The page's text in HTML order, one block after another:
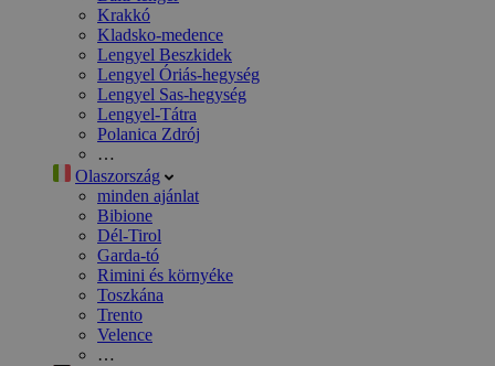
Krakkó
Kladsko-medence
Lengyel Beszkidek
Lengyel Óriás-hegység
Lengyel Sas-hegység
Lengyel-Tátra
Polanica Zdrój
…
Olaszország
minden ajánlat
Bibione
Dél-Tirol
Garda-tó
Rimini és környéke
Toszkána
Trento
Velence
…